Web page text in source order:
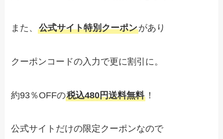
また、公式サイト特別クーポンがあり
クーポンコードの入力で更に割引に。
約93％OFFの税込480円送料無料 ！
公式サイトだけの限定クーポンなので